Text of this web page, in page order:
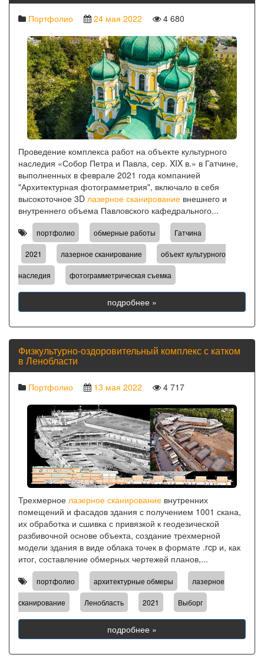
Портфолио 24 мая 2022 4 680
Проведение комплекса работ на объекте культурного
наследия «Собор Петра и Павла, сер. XIX в.» в Гатчине,
выполненных в феврале 2021 года компанией
"Архитектурная фотограмметрия", включало в себя
высокоточное 3D лазерное сканирование внешнего и
внутреннего объема Павловского кафедрального...
портфолио обмерные работы Гатчина
2021 лазерное сканирование объект культурного
наследия фотограмметрическая съемка
подробнее »
Физкультурно-оздоровительный комплекс с катком
в Ленобласти
Портфолио 13 мая 2022 4 717
Трехмерное лазерное сканирование внутренних
помещений и фасадов здания с получением 1001 скана,
их обработка и сшивка с привязкой к геодезической
разбивочной основе объекта, создание трехмерной
модели здания в виде облака точек в формате .rcp и, как
итог, составление обмерных чертежей планов,...
портфолио архитектурные обмеры лазерное
сканирование Ленобласть 2021 Выборг
подробнее »